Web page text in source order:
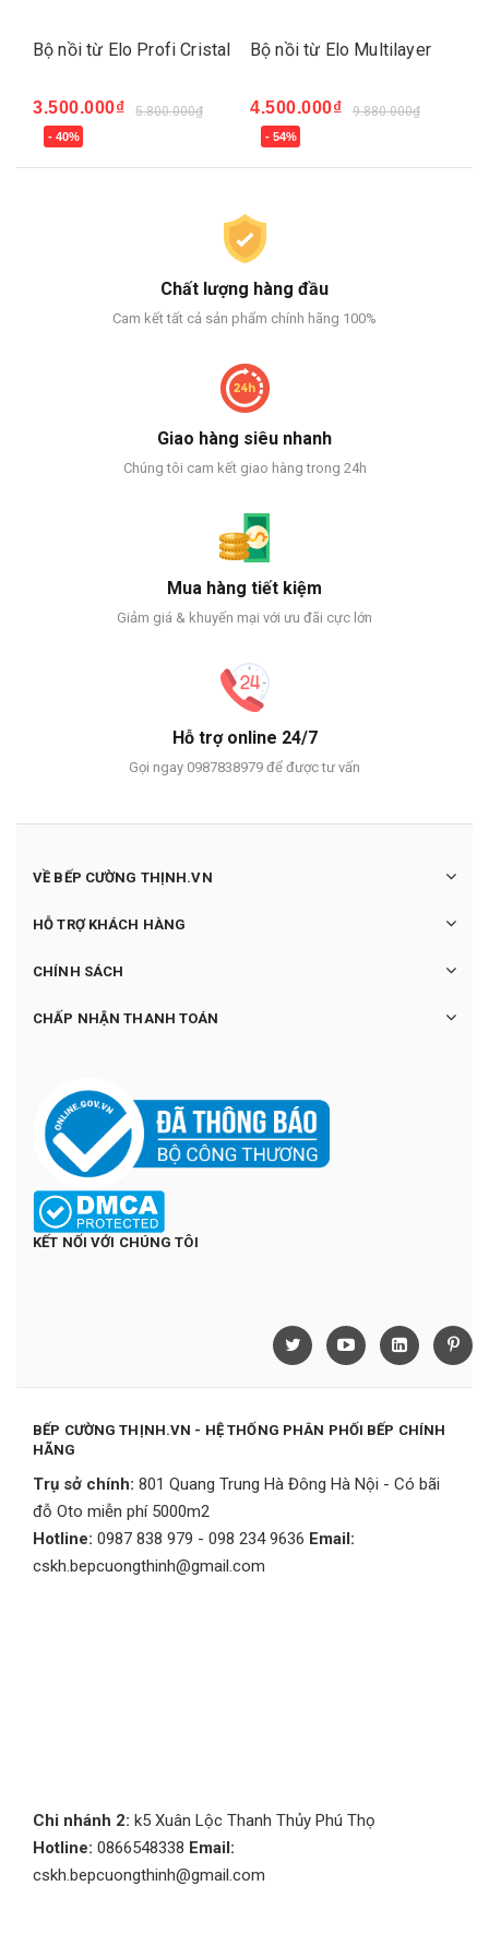
Bộ nồi từ Elo Profi Cristal
3.500.000₫ 5.800.000₫
- 40%
Bộ nồi từ Elo Multilayer
4.500.000₫ 9.880.000₫
- 54%
Chất lượng hàng đầu
Cam kết tất cả sản phẩm chính hãng 100%
Giao hàng siêu nhanh
Chúng tôi cam kết giao hàng trong 24h
Mua hàng tiết kiệm
Giảm giá & khuyến mại với ưu đãi cực lớn
Hỗ trợ online 24/7
Gọi ngay 0987838979 để được tư vấn
VỀ BẾP CƯỜNG THỊNH.VN
HỖ TRỢ KHÁCH HÀNG
CHÍNH SÁCH
CHẤP NHẬN THANH TOÁN
KẾT NỐI VỚI CHÚNG TÔI
BẾP CƯỜNG THỊNH.VN - HỆ THỐNG PHÂN PHỐI BẾP CHÍNH
HÃNG
Trụ sở chính: 801 Quang Trung Hà Đông Hà Nội - Có bãi
đỗ Oto miễn phí 5000m2
Hotline: 0987 838 979 - 098 234 9636 Email:
cskh.bepcuongthinh@gmail.com
Chi nhánh 2: k5 Xuân Lộc Thanh Thủy Phú Thọ
Hotline: 0866548338 Email:
cskh.bepcuongthinh@gmail.com